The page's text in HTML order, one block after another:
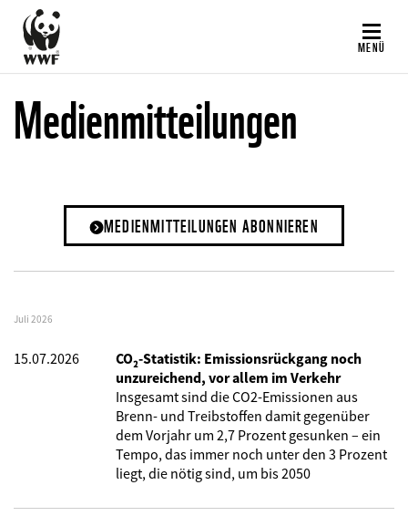
Direkt
zum
Inhalt
MENÜ
Medienmitteilungen
MEDIENMITTEILUNGEN ABONNIEREN
Juli 2026
15.07.2026
CO₂-Statistik: Emissionsrückgang noch
unzureichend, vor allem im Verkehr
Insgesamt sind die CO2-Emissionen aus
Brenn- und Treibstoffen damit gegenüber
dem Vorjahr um 2,7 Prozent gesunken – ein
Tempo, das immer noch unter den 3 Prozent
liegt, die nötig sind, um bis 2050